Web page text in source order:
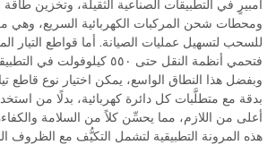
أمبيرٍ في التطبيقات الصناعية الثقيلة، وتخزين طاقة
ومحطات شحن المركبات الكهربائية السريع، وهي
للسحب لتسهيل عمليات الصيانة. أما قواطع التيار
فتحمي أنظمة النقل حتى ٥٥٠
وبفضل هذا النطاق الواسع، يمكن اختيار نوع قاطع
بدقة مع متطلَّبات كل دائرة كهربائية، بدلًا من
أعلى من اللازم، مما يحسِّن كلاً من السلامة
هذه المرونة التطبيقية لتشمل التكيُّف مع الظروف